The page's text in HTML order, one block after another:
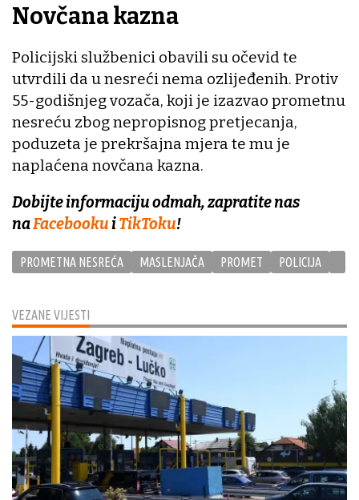
VEZANE VIJESTI
Novčana kazna
Policijski službenici obavili su očevid te
utvrdili da u nesreći nema ozlijeđenih. Protiv
55-godišnjeg vozača, koji je izazvao prometnu
nesreću zbog nepropisnog pretjecanja,
poduzeta je prekršajna mjera te mu je
naplaćena novčana kazna.
Dobijte informaciju odmah, zapratite nas
naFacebookuiTikToku!
PROMETNA NESREĆA MASLENJAČA PROMET POLICIJA